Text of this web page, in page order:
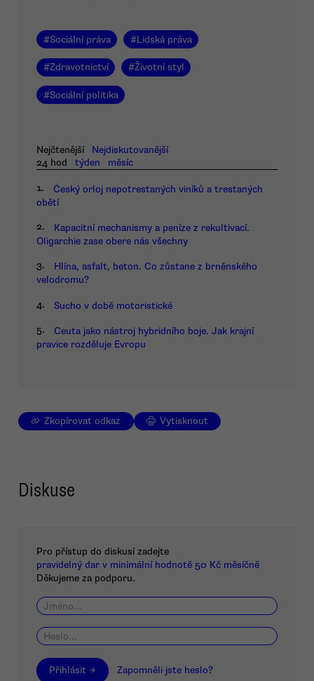
#Sociální práva #Lidská práva
#Zdravotnictví #Životní styl
#Sociální politika
Nejčtenější
Nejdiskutovanější
24 hod
týden měsíc
1.
Český orloj nepotrestaných viníků a trestaných
obětí
2.
Kapacitní mechanismy a peníze z rekultivací.
Oligarchie zase obere nás všechny
3.
Hlína, asfalt, beton. Co zůstane z brněnského
velodromu?
4. Sucho v době motoristické
5.
Ceuta jako nástroj hybridního boje. Jak krajní
pravice rozděluje Evropu
Zkopírovat odkaz Vytisknout
Diskuse
Pro přístup do diskusí zadejte
pravidelný dar v minimální hodnotě 50 Kč měsíčně
Děkujeme za podporu.
Přihlásit → Zapomněli jste heslo?